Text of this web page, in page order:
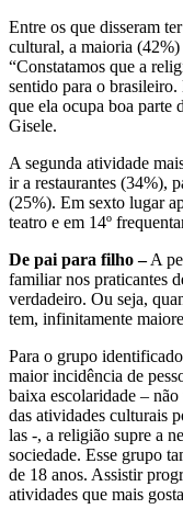
Entre os que disseram
cultural, a maioria
“Constatamos que a
sentido para o
que ela ocupa boa parte
Gisele.
A segunda atividade
ir a restaurantes (34%),
(25%). Em sexto lugar
teatro e em 14º
De pai para filho –A
familiar nos praticantes
verdadeiro. Ou seja,
tem, infinitamente
Para o grupo
maior incidência de
baixa escolaridade –
das atividades culturais
las -, a religião supre a
sociedade. Esse grupo
de 18 anos. Assistir
atividades que mais